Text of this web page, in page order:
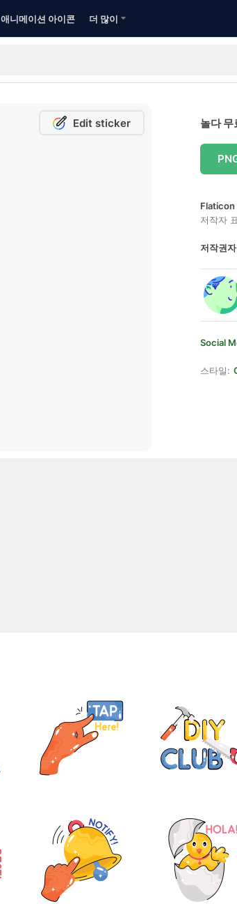
애니메이션 아이콘 더 많이
Edit sticker 놀다 무
Flaticon
저작자
저작권
Social
스타일: